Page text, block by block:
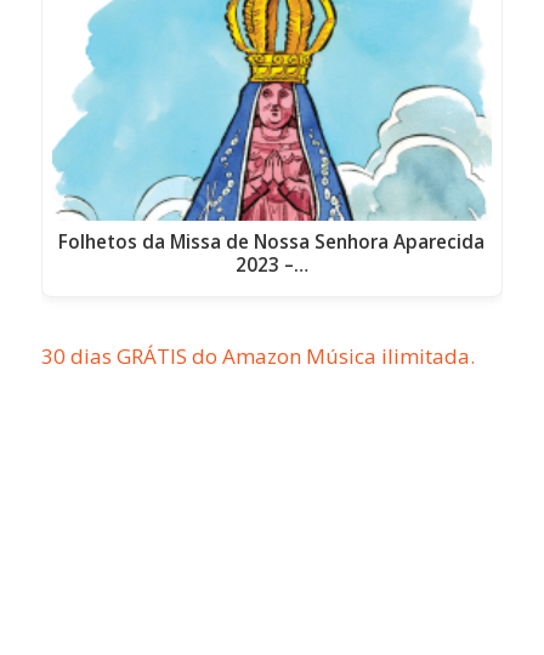
Folhetos da Missa de Nossa Senhora Aparecida
2023 –…
30 dias GRÁTIS do Amazon Música ilimitada.